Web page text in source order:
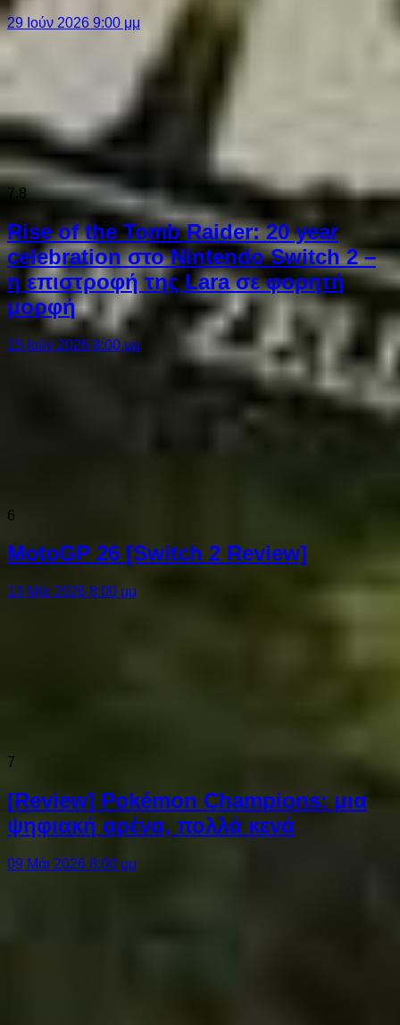
29 Ιούν 2026 9:00 μμ
7.8
Rise of the Tomb Raider: 20 year
celebration στο Nintendo Switch 2 –
η επιστροφή της Lara σε φορητή
μορφή
15 Ιούν 2026 8:00 μμ
6
MotoGP 26 [Switch 2 Review]
13 Μάι 2026 8:00 μμ
7
[Review] Pokémon Champions: μια
ψηφιακή αρένα, πολλά κενά
09 Μάι 2026 8:00 μμ